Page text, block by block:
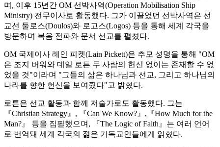
며, 이후 15년간 OM 선박사역(Operation Mobilisation Ship
Ministry) 전무이사로 활동했다. 그가 이끌었던 선박사역은 선
교선 둘로스(Doulos)와 로고스(Logos) 등을 통해 세계 각국을
방문하며 복음 전파와 문서 선교를 펼쳤다.
OM 국제이사 레인 피켓(Lain Pickett)은 추모 성명을 통해 "OM
은 조지 버워와 데일 로튼 두 사람의 헌신 없이는 존재할 수 없
었을 것"이라며 "그들의 삶은 하나님과 선교, 그리고 하나님의
나라를 향한 헌신을 보여줬다"고 밝혔다.
로튼은 선교 활동과 함께 저술가로도 활동했다. 그는
『Christian Strategy』, 『Can We Know?』,『How Much for the
Man?』 등을 집필했으며, 『The Logic of Faith』는 여러 언어
로 번역돼 세계 각국의 젊은 기독교인들에게 읽혔다.